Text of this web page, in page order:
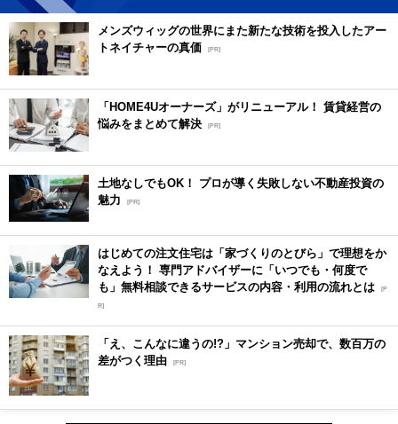
メンズウィッグの世界にまた新たな技術を投入したアー
トネイチャーの真価
[PR]
「HOME4Uオーナーズ」がリニューアル！ 賃貸経営の
悩みをまとめて解決 [PR]
土地なしでもOK！ プロが導く失敗しない不動産投資の
魅力
[PR]
はじめての注文住宅は「家づくりのとびら」で理想をか
なえよう！ 専門アドバイザーに「いつでも・何度で
も」無料相談できるサービスの内容・利用の流れとは [P
R]
「え、こんなに違うの!?」マンション売却で、数百万の
差がつく理由 [PR]